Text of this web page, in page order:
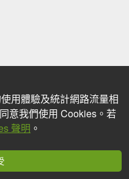
用體驗及統計網路流量相
意我們使用 Cookies。若
聲明 。